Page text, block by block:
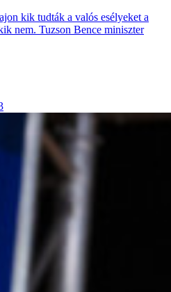
kik tudták a valós esélyeket a
nem. Tuzson Bence miniszter